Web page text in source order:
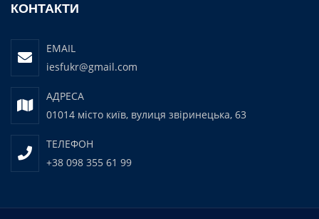
КОНТАКТИ
EMAIL
iesfukr@gmail.com
АДРЕСА
01014 місто київ, вулиця звіринецька, 63
ТЕЛЕФОН
+38 098 355 61 99